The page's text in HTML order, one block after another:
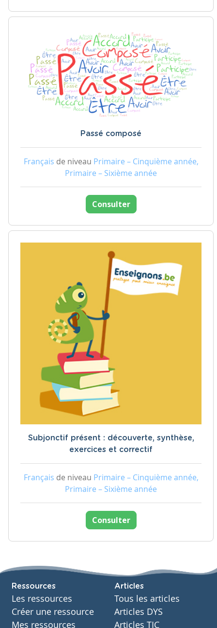
Passé composé
Français de niveau Primaire – Cinquième année,
Primaire – Sixième année
Consulter
Subjonctif présent : découverte, synthèse,
exercices et correctif
Français de niveau Primaire – Cinquième année,
Primaire – Sixième année
Consulter
Ressources
Les ressources
Créer une ressource
Mes ressources
Articles
Tous les articles
Articles DYS
Articles TIC